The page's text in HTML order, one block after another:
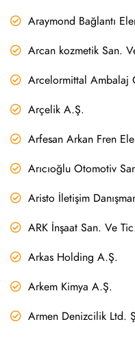
Araymond Bağlantı
Arcan kozmetik San.
Arcelormittal Ambalaj
Arçelik A.Ş.
Arfesan Arkan Fren
Arıcıoğlu Otomotiv
Aristo İletişim
ARK İnşaat San. Ve
Arkas Holding A.Ş.
Arkem Kimya A.Ş.
Armen Denizcilik Ltd.